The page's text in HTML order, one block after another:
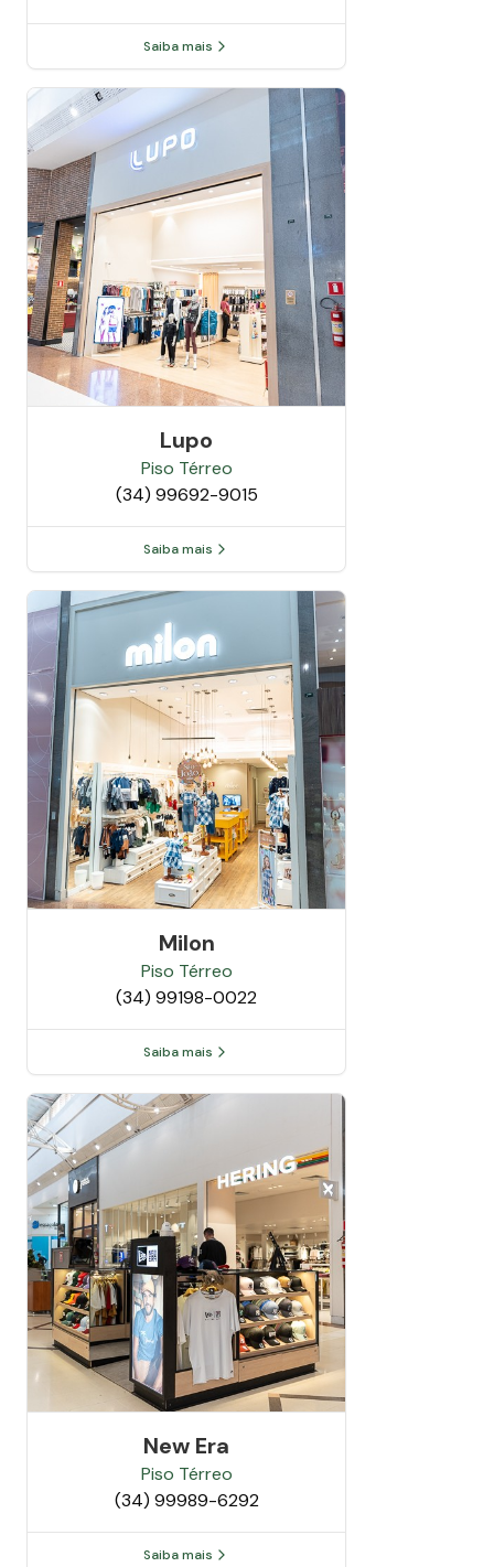
Saiba mais
Lupo
Piso Térreo
(34) 99692-9015
Saiba mais
Milon
Piso Térreo
(34) 99198-0022
Saiba mais
New Era
Piso Térreo
(34) 99989-6292
Saiba mais